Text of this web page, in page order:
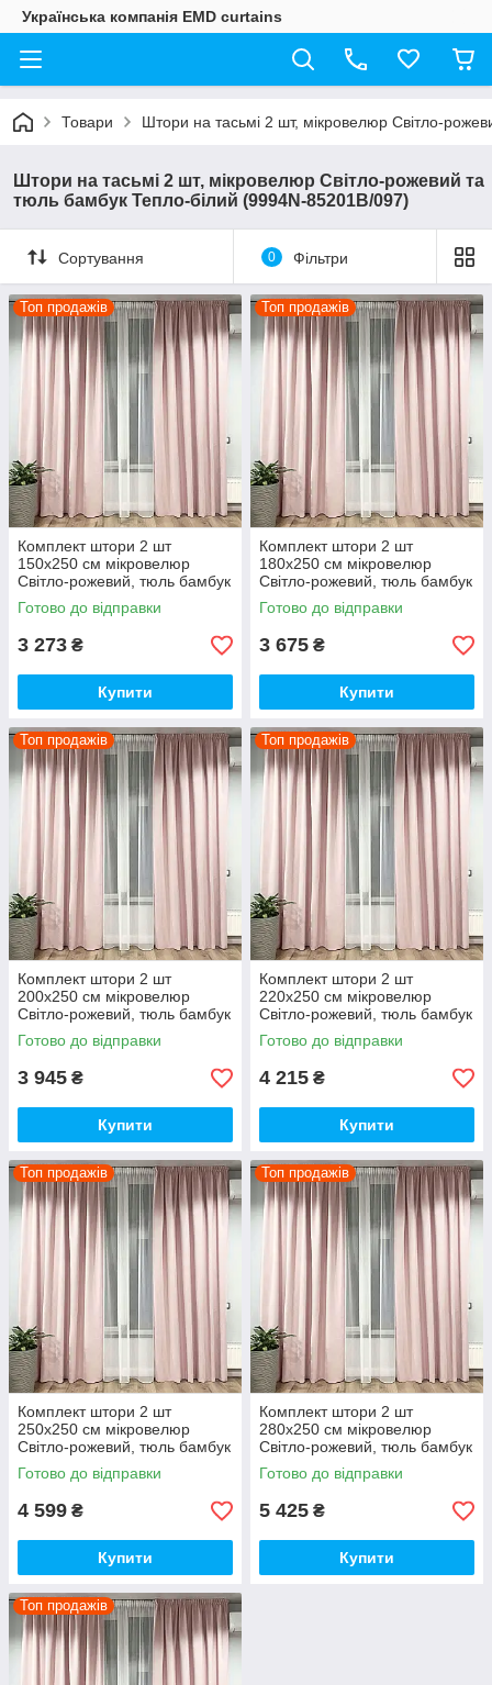
Українська компанія EMD curtains
Товари Штори на тасьмі 2 шт, мікровелюр Світло-
Штори на тасьмі 2 шт, мікровелюр Світло-рожевий та
тюль бамбук Тепло-білий (9994N-85201B/097)
Сортування 0 Фільтри
Топ продажів
Комплект штори 2 шт
150х250 см мікровелюр
Світло-рожевий, тюль бамбук
300 см Тепло-білий
Готово до відправки
3 273 ₴
Купити
Топ продажів
Комплект штори 2 шт
180х250 см мікровелюр
Світло-рожевий, тюль бамбук
300 см Тепло-білий
Готово до відправки
3 675 ₴
Купити
Топ продажів
Комплект штори 2 шт
200х250 см мікровелюр
Світло-рожевий, тюль бамбук
300 см Тепло-білий
Готово до відправки
3 945 ₴
Купити
Топ продажів
Комплект штори 2 шт
220х250 см мікровелюр
Світло-рожевий, тюль бамбук
300 см Тепло-білий
Готово до відправки
4 215 ₴
Купити
Топ продажів
Комплект штори 2 шт
250х250 см мікровелюр
Світло-рожевий, тюль бамбук
300 см Тепло-білий
Готово до відправки
4 599 ₴
Купити
Топ продажів
Комплект штори 2 шт
280х250 см мікровелюр
Світло-рожевий, тюль бамбук
400 см Тепло-білий
Готово до відправки
5 425 ₴
Купити
Топ продажів